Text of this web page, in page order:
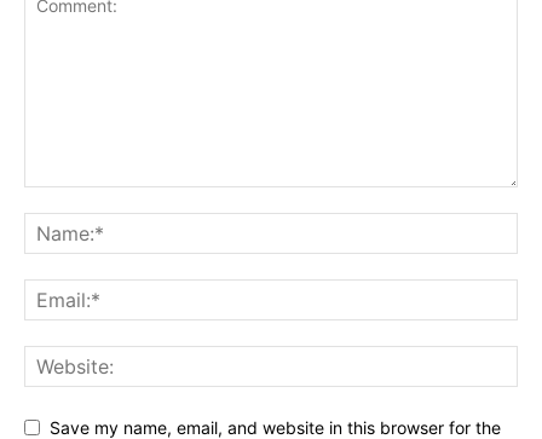
Save my name, email, and website in this browser for the